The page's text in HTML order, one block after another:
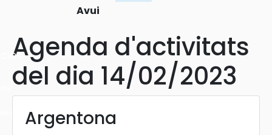
Avui
Agenda d'activitats
del dia 14/02/2023
Argentona